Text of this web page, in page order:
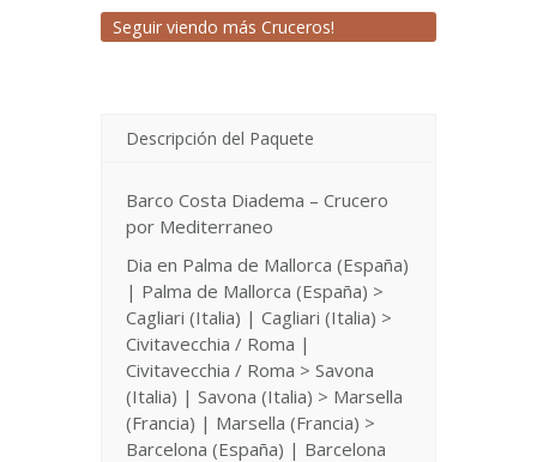
Seguir viendo más Cruceros!
Descripción del Paquete
Barco Costa Diadema – Crucero
por Mediterraneo
Dia en Palma de Mallorca (España)
| Palma de Mallorca (España) >
Cagliari (Italia) | Cagliari (Italia) >
Civitavecchia / Roma |
Civitavecchia / Roma > Savona
(Italia) | Savona (Italia) > Marsella
(Francia) | Marsella (Francia) >
Barcelona (España) | Barcelona